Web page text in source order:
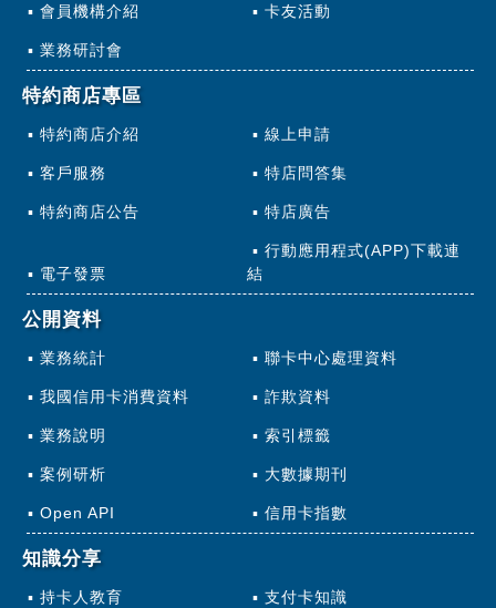
會員機構介紹 卡友活動
業務研討會
特約商店專區
特約商店介紹 線上申請
客戶服務 特店問答集
特約商店公告 特店廣告
電子發票
行動應用程式(APP)下載連
結
公開資料
業務統計 聯卡中心處理資料
我國信用卡消費資料 詐欺資料
業務說明 索引標籤
案例研析 大數據期刊
Open API 信用卡指數
知識分享
持卡人教育 支付卡知識